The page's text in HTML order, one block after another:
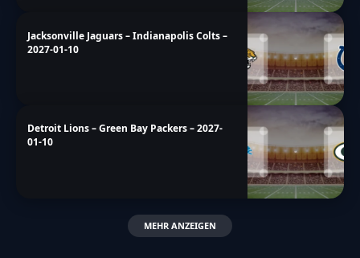
Jacksonville Jaguars – Indianapolis Colts –
2027-01-10
Detroit Lions – Green Bay Packers – 2027-
01-10
MEHR ANZEIGEN